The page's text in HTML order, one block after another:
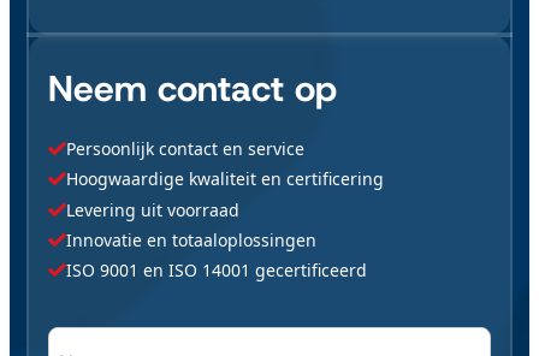
Neem contact op
Persoonlijk contact en service
Hoogwaardige kwaliteit en certificering
Levering uit voorraad
Innovatie en totaaloplossingen
ISO 9001 en ISO 14001 gecertificeerd
"Naam